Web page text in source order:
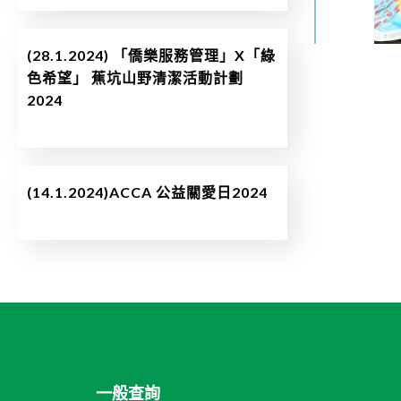
(28.1.2024) 「僑樂服務管理」X「綠
色希望」 蕉坑山野清潔活動計劃
2024
(14.1.2024)ACCA 公益關愛日2024
一般查詢